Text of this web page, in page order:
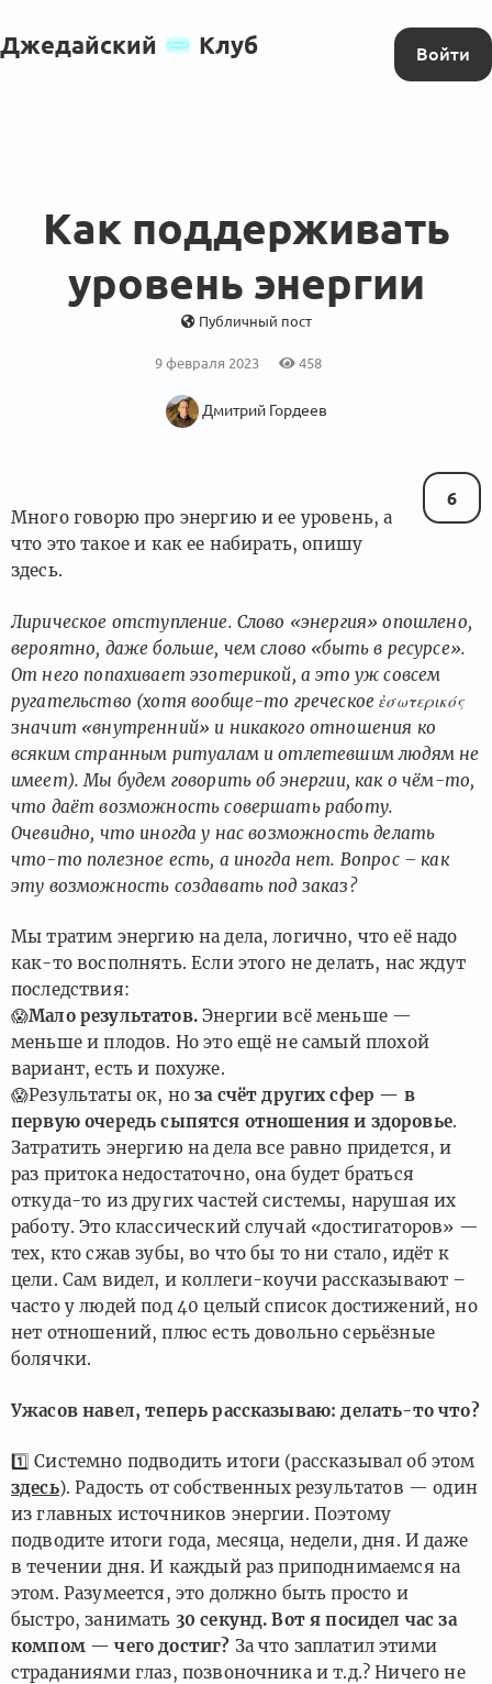
Джедайский Клуб Войти
Как поддерживать
уровень энергии
Публичный пост
9 февраля 2023 458
Дмитрий Гордеев
6
Много говорю про энергию и ее уровень, а
что это такое и как ее набирать, опишу
здесь.
Лирическое отступление. Слово «энергия» опошлено,
вероятно, даже больше, чем слово «быть в ресурсе».
От него попахивает эзотерикой, а это уж совсем
ругательство (хотя вообще-то греческое ἐσωτερικός
значит «внутренний» и никакого отношения ко
всяким странным ритуалам и отлетевшим людям не
имеет). Мы будем говорить об энергии, как о чём-то,
что даёт возможность совершать работу.
Очевидно, что иногда у нас возможность делать
что-то полезное есть, а иногда нет. Вопрос – как
эту возможность создавать под заказ?
Мы тратим энергию на дела, логично, что её надо
как-то восполнять. Если этого не делать, нас ждут
последствия:
😱Мало результатов.Энергии всё меньше —
меньше и плодов. Но это ещё не самый плохой
вариант, есть и похуже.
😱Результаты ок, ноза счёт других сфер — в
первую очередь сыпятся отношения и здоровье.
Затратить энергию на дела все равно придется, и
раз притока недостаточно, она будет браться
откуда-то из других частей системы, нарушая их
работу. Это классический случай «достигаторов» —
тех, кто сжав зубы, во что бы то ни стало, идёт к
цели. Сам видел, и коллеги-коучи рассказывают –
часто у людей под 40 целый список достижений, но
нет отношений, плюс есть довольно серьёзные
болячки.
Ужасов навел, теперь рассказываю: делать-то что?
1️⃣ Системно подводить итоги (рассказывал об этом
здесь). Радость от собственных результатов — один
из главных источников энергии. Поэтому
подводите итоги года, месяца, недели, дня. И даже
в течении дня. И каждый раз приподнимаемся на
этом. Разумеется, это должно быть просто и
быстро, занимать 30 секунд. Вот я посидел час за
компом — чего достиг? За что заплатил этими
страданиями глаз, позвоночника и т.д.? Ничего не